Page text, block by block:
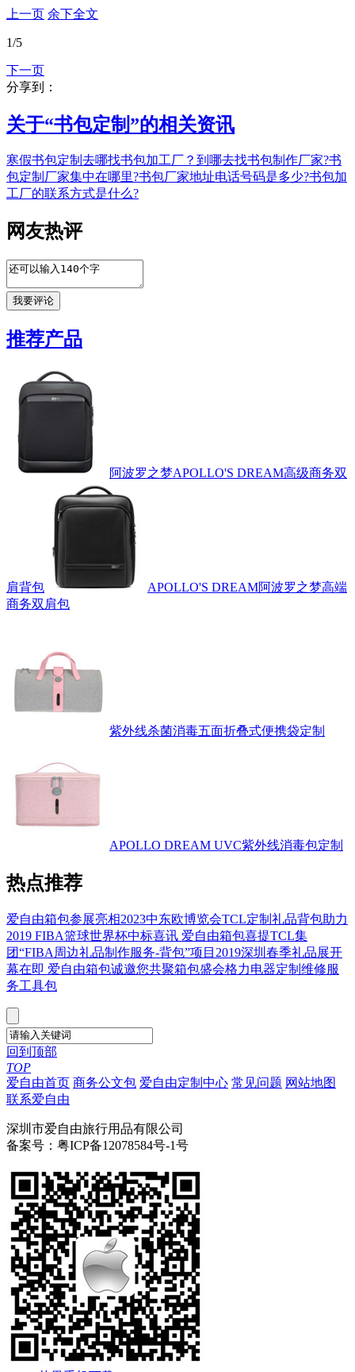
上一页 余下全文
1/5
下一页
分享到：
关于“书包定制 ”的相关资讯
寒假书包定制去哪找书包加工厂？ 到哪去找书包制作厂家?书
包定制厂家集中在哪里?书包厂家地址电话号码是多少?书包加
工厂的联系方式是什么?
网友热评
推荐产品
阿波罗之梦APOLLO'S DREAM高级商务双
肩背包
APOLLO'S DREAM阿波罗之梦高端
商务双肩包
紫外线杀菌消毒五面折叠式便携袋定制
APOLLO DREAM UVC紫外线消毒包定制
热点推荐
爱自由箱包参展亮相2023中东欧博览会TCL定制礼品背包助力
2019 FIBA篮球世界杯中标喜讯 爱自由箱包喜提TCL集
团“FIBA周边礼品制作服务-背包”项目 2019深圳春季礼品展开
幕在即 爱自由箱包诚邀您共聚箱包盛会格力电器定制维修服
务工具包
回到顶部
TOP
爱自由首页 商务公文包 爱自由定制中心 常见问题 网站地图
联系爱自由
深圳市爱自由旅行用品有限公司
备案号：粤ICP备12078584号-1号